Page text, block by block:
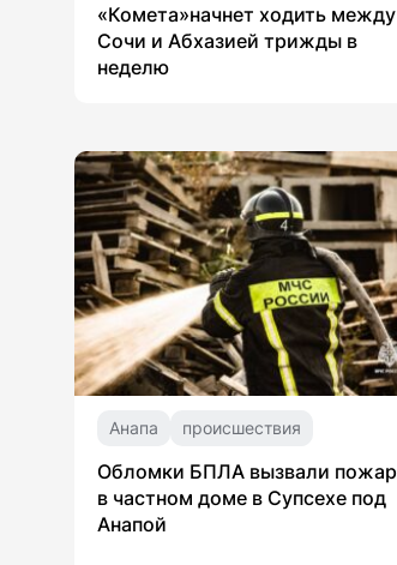
«Комета»начнет ходить между
Сочи и Абхазией трижды в
неделю
Анапа происшествия
Обломки БПЛА вызвали пожар
в частном доме в Супсехе под
Анапой